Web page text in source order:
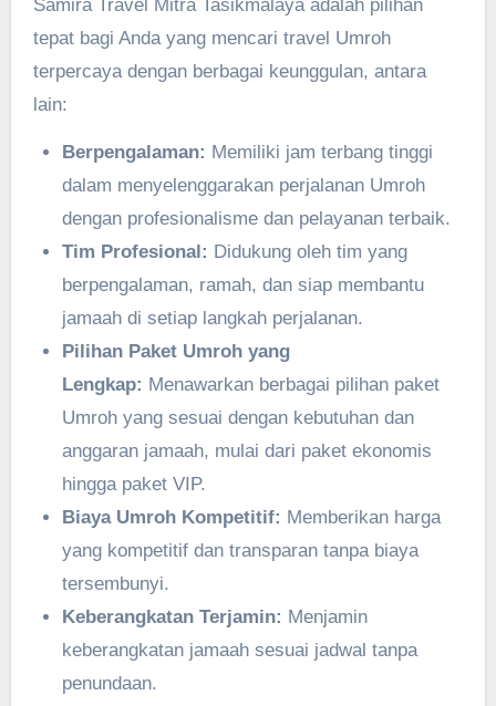
Samira Travel Mitra Tasikmalaya adalah pilihan
tepat bagi Anda yang mencari travel Umroh
terpercaya dengan berbagai keunggulan, antara
lain:
Berpengalaman: Memiliki jam terbang tinggi
dalam menyelenggarakan perjalanan Umroh
dengan profesionalisme dan pelayanan terbaik.
Tim Profesional: Didukung oleh tim yang
berpengalaman, ramah, dan siap membantu
jamaah di setiap langkah perjalanan.
Pilihan Paket Umroh yang
Lengkap: Menawarkan berbagai pilihan paket
Umroh yang sesuai dengan kebutuhan dan
anggaran jamaah, mulai dari paket ekonomis
hingga paket VIP.
Biaya Umroh Kompetitif: Memberikan harga
yang kompetitif dan transparan tanpa biaya
tersembunyi.
Keberangkatan Terjamin: Menjamin
keberangkatan jamaah sesuai jadwal tanpa
penundaan.